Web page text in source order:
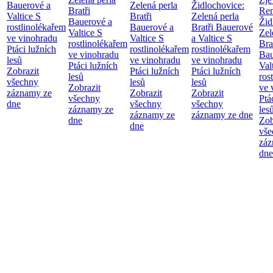
Bauerové a
Valtice S
rostlinolékařem
ve vinohradu
Ptáci lužních
lesů
Zobrazit
všechny
záznamy ze
dne
Bratři
Bauerové a
Valtice S
rostlinolékařem
ve vinohradu
Ptáci lužních
lesů
Zobrazit
všechny
záznamy ze
dne
Zelená perla
Bratři
Bauerové a
Valtice S
rostlinolékařem
ve vinohradu
Ptáci lužních
lesů
Zobrazit
všechny
záznamy ze
dne
Židlochovice:
Zelená perla
Bratři Bauerové
a Valtice S
rostlinolékařem
ve vinohradu
Ptáci lužních
lesů
Zobrazit
všechny
záznamy ze dne
ve
dne